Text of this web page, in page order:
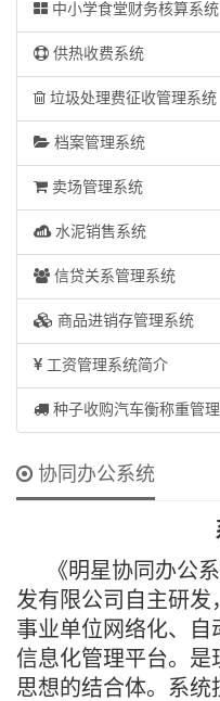
中小学食堂财务核算系统
供热收费系统
垃圾处理费征收管理系统
档案管理系统
卖场管理系统
水泥销售系统
信贷关系管理系统
商品进销存管理系统
工资管理系统简介
种子收购汽车衡称重管
协同办公系统
《明星协同办公
发有限公司自主研发
事业单位网络化、自
信息化管理平台。是
思想的结合体。系统